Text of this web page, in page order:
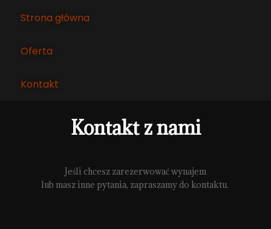
Strona główna
Oferta
Kontakt
Kontakt z nami
Jeśli chcesz zarezerwować wynajem
lub masz inne pytania, zapraszamy do kontaktu.